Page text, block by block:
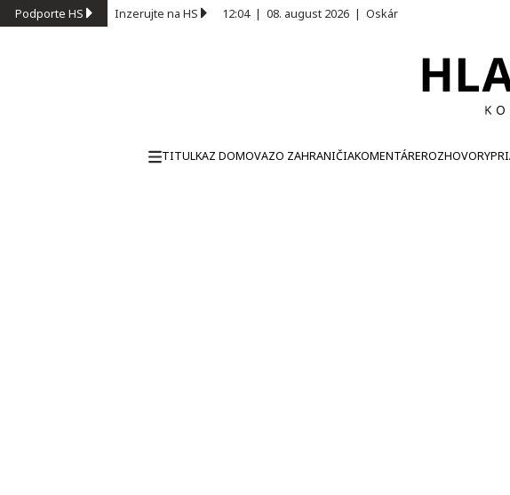
Podporte HS Inzerujte na HS 12:04| 08. august 2026 | Oskár
TITULKAZ DOMOVAZO ZAHRANIČIAKOMENTÁREROZHOVORY